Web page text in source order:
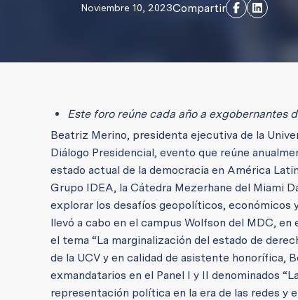
Noviembre 10, 2023Compartir
Este foro reúne cada año a exgobernantes
Beatriz Merino, presidenta ejecutiva de la
Diálogo Presidencial, evento que reúne
estado actual de la democracia en América
Grupo IDEA, la Cátedra Mezerhane del Miami
explorar los desafíos geopolíticos, económicos
llevó a cabo en el campus Wolfson del MDC,
el tema “La marginalización del estado de
de la UCV y en calidad de asistente honorífica,
exmandatarios en el Panel I y II denominados
representación política en la era de las redes y